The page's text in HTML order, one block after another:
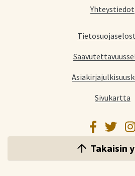
Yhteystiedot
Sivukartta
Facebook
Twitter
Takaisin